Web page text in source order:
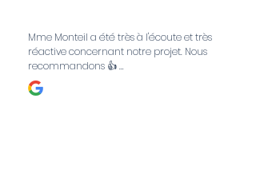
Mme Monteil a été très à l'écoute et très
réactive concernant notre projet. Nous
recommandons 👍 …